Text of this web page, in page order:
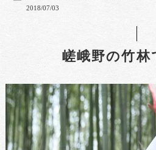
2018/07/03
嵯峨野の竹林